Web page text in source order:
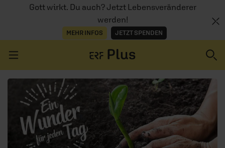
Gott wirkt. Du auch? Jetzt Lebensveränderer
werden!
MEHR INFOS JETZT SPENDEN
ERZÄHL MAL
AUDIOTHEK